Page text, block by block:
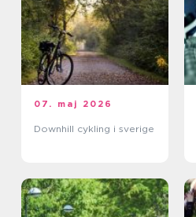
07. maj 2026
Downhill cykling i sverige